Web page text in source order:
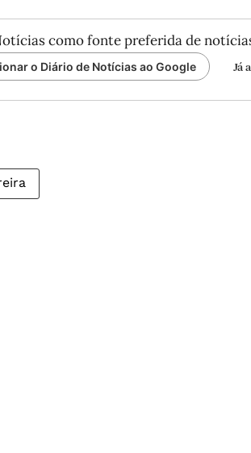
como fonte preferida de
o Diário de Notícias ao Google Já